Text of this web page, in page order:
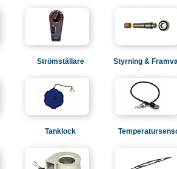
Strömställare Styrning &
Tanklock